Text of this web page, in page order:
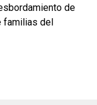
de
familias del